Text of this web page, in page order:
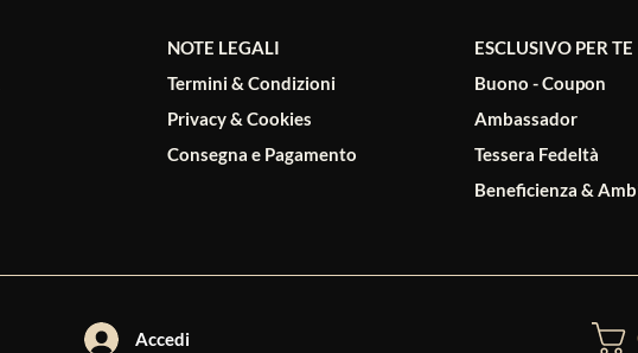
NOTE LEGALI
Termini & Condizioni
Privacy & Cookies
Consegna e Pagamento
ESCLUSIVO PER TE
Buono - Coupon
Ambassador
Tessera Fedeltà
Beneficienza &
Accedi